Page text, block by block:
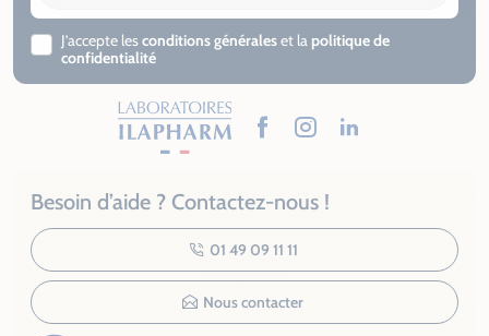
J’accepte lesconditions généraleset la politique de
confidentialité
Besoin d’aide ? Contactez-nous !
01 49 09 11 11
Nous contacter
FacebookInstagramLinkedIn